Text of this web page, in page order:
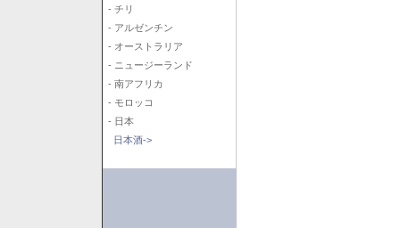
- チリ
- アルゼンチン
- オーストラリア
- ニュージーランド
- 南アフリカ
- モロッコ
- 日本
日本酒->